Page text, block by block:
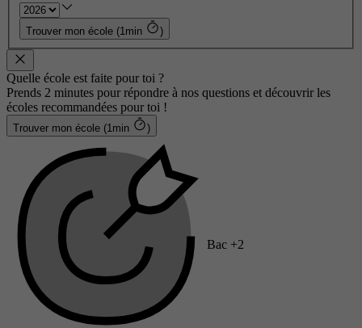
Trouver mon école (1min )
Quelle école est faite pour toi ?
Prends 2 minutes pour répondre à nos questions et découvrir les
écoles recommandées pour toi !
Trouver mon école (1min )
Bac +2